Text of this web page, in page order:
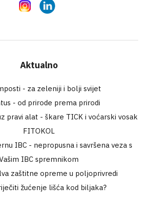
InstagramLinkedIn
Aktualno
- za zeleniji i bolji svijet
- od prirode prema prirodi
pravi alat - škare TICK i voćarski vosak
FITOKOL
IBC - nepropusna i savršena veza s
IBC spremnikom
zaštitne opreme u poljoprivredi
žućenje lišća kod biljaka?